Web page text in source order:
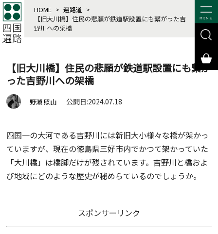
MENU
HOME > 遍路道 >
【旧大川橋】住民の悲願が鉄道駅設置にも繋がった吉
野川への架橋
【旧大川橋】住民の悲願が鉄道駅設置にも繋が
った吉野川への架橋
野瀬 照山 公開日:2024.07.18
四国一の大河である吉野川には新旧大小様々な橋が架かっ
ていますが、現在の徳島県三好市内でかつて架かっていた
「大川橋」は橋脚だけが残されています。吉野川と橋およ
び地域にどのような歴史が秘めらているのでしょうか。
スポンサーリンク